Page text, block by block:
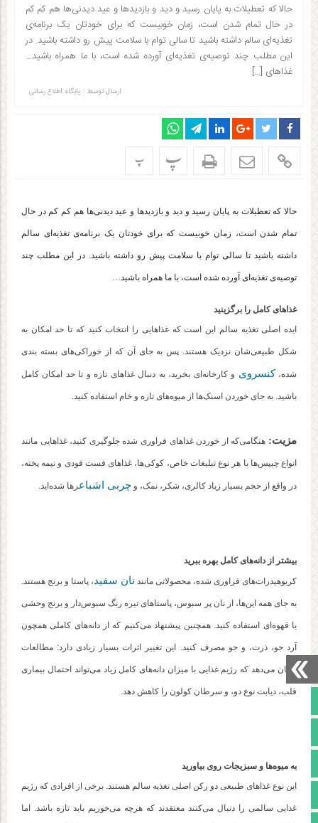
صفحه نخست
آپارات
اینستاگرام
حالا که تعطیلات به پایان رسید و دید و بازدیدها و عید دیدنی‌ها هم کم کم
در حال تمام شدن است، زمان خوبیست که برای خودتان یک برنامه‌ی
تغذیه‌ای سالم داشته باشید تا سالی توام با سلامت پیش رو داشته باشید. در
این مطلب چند توصیه‌ی تغذیه‌ای آورده شده است، با ما همراه باشید…
غذاهای […]
ارسال توسط : پایگاه اطلاع رسانی
پ پ
حالا که تعطیلات به پایان رسید و دید و بازدیدها و عید دیدنی‌ها هم کم کم در حال
تمام شدن است، زمان خوبیست که برای خودتان یک برنامه‌ی تغذیه‌ای سالم
داشته باشید تا سالی توام با سلامت پیش رو داشته باشید. در این مطلب چند
توصیه‌ی تغذیه‌ای آورده شده است، با ما همراه باشید…
غذاهای کامل را برگزینید
ایده اصلی تغذیه سالم این است که غذاهایی را انتخاب کنید که تا حد امکان به
شکل طبیعی‌شان نزدیک هستند. پس به ‌جای آن که از خوراکی‌های بسته بندی
شده،کنسروی و کارخانه‌ای بخرید، به دنبال غذاهای تازه و تا حد امکان کامل
باشید. به جای خوردن اسنک‌ها از میوه‌های تازه و خام استفاده کنید.
مزیت: هنگامی‌که از خوردن غذاهای فراوری شده جلوگیری کنید، غذاهایی مانند
انواع چیپس‌ها با هر نوع تبلیغات خاص، کوکی‌ها، غذاهای فست فودی و نیمه پخته،
در واقع از حجم بسیار زیاد کالری، شکر، نمک، و چربی اشباعرها شده‌اید.
بیشتر از دانه‌های کامل بهره ببرید
کربوهیدرات‌های فراوری شده، محصولاتی مانند نان سفید، پاستا و برنج هستند.
به جای همه این‌ها، از نان پر سبوس، پاستاهای تیره رنگ سبوس‌دار و برنج وحشی
یا قهوه‌ای استفاده کنید. همچنین پیشنهاد می‌کنیم که از دانه‌های کاملی همچون
آرد جو، ذرت، و جو مصرف کنید. این تغییر اثرات بسیار زیادی دارد: مطالعات
نشان می‌دهد که رژیم غذایی با میزان دانه‌های کامل زیاد می‌تواند احتمال بیماری
قلب، دیابت نوع دو، و سرطان کولون را کاهش دهد.
به میوه‌ها و سبزیجات روی بیاورید
این نوع غذاهای طبیعی دو رکن اصلی تغذیه سالم هستند. برخی از افرادی که رژیم
غذایی سالمی را دنبال می‌کنند معتقدند که هرچه می‌خوریم باید تازه باشد. اما